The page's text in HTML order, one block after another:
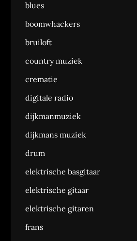
blues
boomwhackers
bruiloft
country muziek
crematie
digitale radio
dijkmanmuziek
dijkmans muziek
drum
elektrische basgitaar
elektrische gitaar
elektrische gitaren
frans